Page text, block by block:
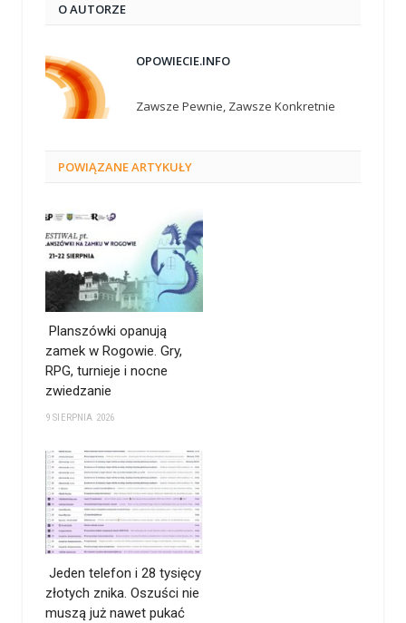
O AUTORZE
OPOWIECIE.INFO
Zawsze Pewnie, Zawsze Konkretnie
POWIĄZANEARTYKUŁY
Planszówki opanują
zamek w Rogowie. Gry,
RPG, turnieje i nocne
zwiedzanie
9 SIERPNIA 2026
Jeden telefon i 28 tysięcy
złotych znika. Oszuści nie
muszą już nawet pukać